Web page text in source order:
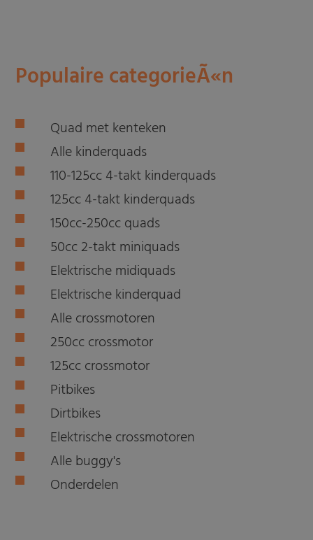
Populaire categorieÃ«n
Quad met kenteken
Alle kinderquads
110-125cc 4-takt kinderquads
125cc 4-takt kinderquads
150cc-250cc quads
50cc 2-takt miniquads
Elektrische midiquads
Elektrische kinderquad
Alle crossmotoren
250cc crossmotor
125cc crossmotor
Pitbikes
Dirtbikes
Elektrische crossmotoren
Alle buggy's
Onderdelen